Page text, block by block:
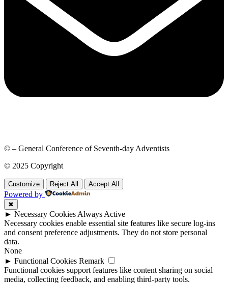
© – General Conference of Seventh-day Adventists
© 2025 Copyright
Customize Reject All Accept All
Powered by
✖
► Necessary Cookies Always Active
Necessary cookies enable essential site features like secure log-ins
and consent preference adjustments. They do not store personal
data.
None
► Functional Cookies Remark
Functional cookies support features like content sharing on social
media, collecting feedback, and enabling third-party tools.